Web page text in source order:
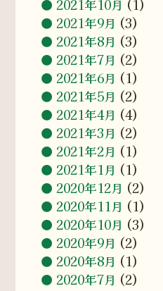
2021年10月 (1)
2021年9月 (3)
2021年8月 (3)
2021年7月 (2)
2021年6月 (1)
2021年5月 (2)
2021年4月 (4)
2021年3月 (2)
2021年2月 (1)
2021年1月 (1)
2020年12月 (2)
2020年11月 (1)
2020年10月 (3)
2020年9月 (2)
2020年8月 (1)
2020年7月 (2)